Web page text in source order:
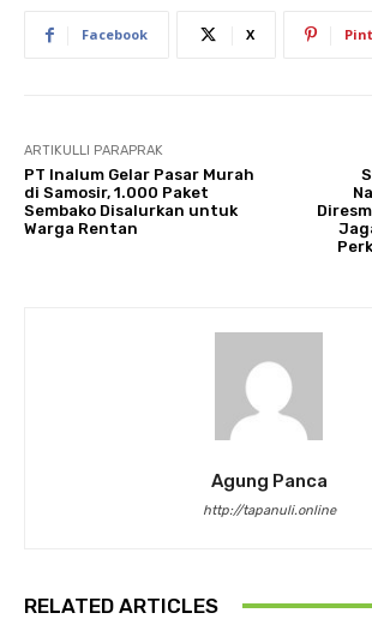
Facebook X
ARTIKULLI PARAPRAK
PT Inalum Gelar Pasar Murah
di Samosir, 1.000 Paket
Sembako Disalurkan untuk
Warga Rentan
Agung Panca
http://tapanuli.online
RELATED ARTICLES